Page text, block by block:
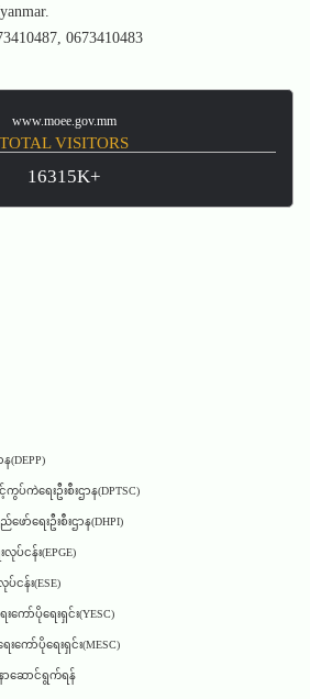
0673410483
www.moee.gov.mm
TOTAL VISITORS
16315K+
(DEPP)
ကဲရေးဦးစီးဌာန(DPTSC)
ရေးဦးစီးဌာန(DHPI)
ငန်း(EPGE)
ငန်း(ESE)
ော်ပိုရေးရှင်း(YESC)
းကော်ပိုရေးရှင်း(MESC)
ာဆောင်ရွက်ရန်